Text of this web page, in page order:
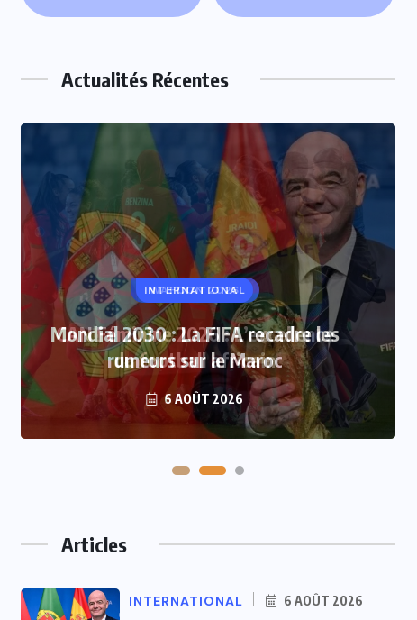
Actualités Récentes
WAFCON 2026
CAN Féminine 2026 : L’excellence
du football africain
5 AOÛT 2026
Articles
INTERNATIONAL 6 AOÛT 2026